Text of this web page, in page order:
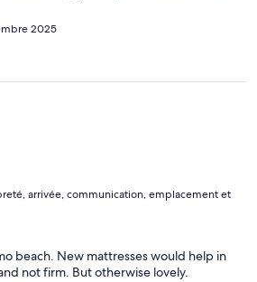
2025
arrivée, communication, emplacement et
beach. New mattresses would help in
not firm. But otherwise lovely.